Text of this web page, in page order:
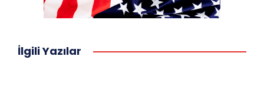
İlgili Yazılar